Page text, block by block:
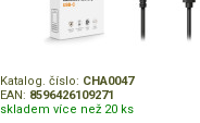
Katalog. číslo: CHA0047
EAN: 8596426109271
skladem více než 20 ks